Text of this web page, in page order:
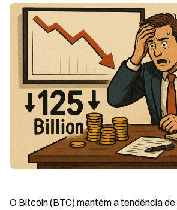
O Bitcoin (BTC) mantém a tendência